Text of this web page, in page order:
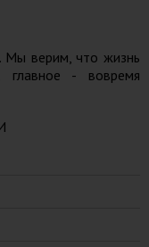
Мы верим, что жизнь
главное - вовремя